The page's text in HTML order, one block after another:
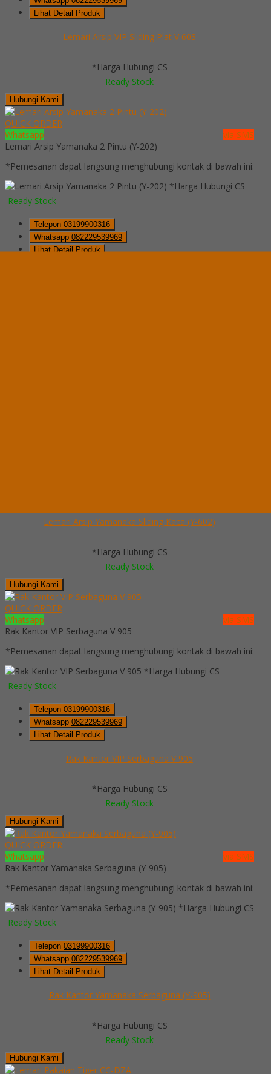
Lihat Detail Produk
Lemari Arsip VIP Sliding Plat V 603
*Harga Hubungi CS
Ready Stock
Hubungi Kami
QUICK ORDER
Whatsapp
via SMS
Lemari Arsip Yamanaka 2 Pintu (Y-202)
*Pemesanan dapat langsung menghubungi kontak di bawah ini:
*Harga Hubungi CS
Ready Stock
Telepon 03199900316
Whatsapp 082229539969
Lihat Detail Produk
Lemari Arsip Yamanaka Sliding Kaca (Y-602)
*Harga Hubungi CS
Ready Stock
Hubungi Kami
QUICK ORDER
Whatsapp
via SMS
Rak Kantor VIP Serbaguna V 905
*Pemesanan dapat langsung menghubungi kontak di bawah ini:
*Harga Hubungi CS
Ready Stock
Telepon 03199900316
Whatsapp 082229539969
Lihat Detail Produk
Rak Kantor VIP Serbaguna V 905
*Harga Hubungi CS
Ready Stock
Hubungi Kami
QUICK ORDER
Whatsapp
via SMS
Rak Kantor Yamanaka Serbaguna (Y-905)
*Pemesanan dapat langsung menghubungi kontak di bawah ini:
*Harga Hubungi CS
Ready Stock
Telepon 03199900316
Whatsapp 082229539969
Lihat Detail Produk
Rak Kantor Yamanaka Serbaguna (Y-905)
*Harga Hubungi CS
Ready Stock
Hubungi Kami